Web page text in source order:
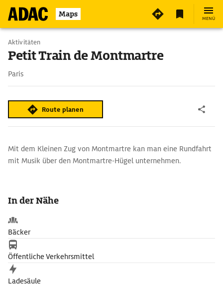
Maps MENÜ
Aktivitäten
Petit Train de Montmartre
Paris
Route planen
Mit dem Kleinen Zug von Montmartre kan man eine Rundfahrt
mit Musik über den Montmartre-Hügel unternehmen.
In der Nähe
Bäcker
Öffentliche Verkehrsmittel
Ladesäule